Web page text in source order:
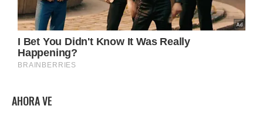
AHORA VE